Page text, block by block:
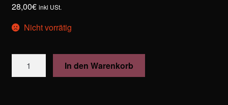
28,00€ inkl USt.
Nicht vorrätig
In den Warenkorb